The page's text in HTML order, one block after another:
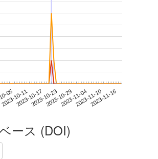
05
2023-10-112023-10-172023-10-232023-10-292023-11-042023-11-102023-11-16
ース (DOI)